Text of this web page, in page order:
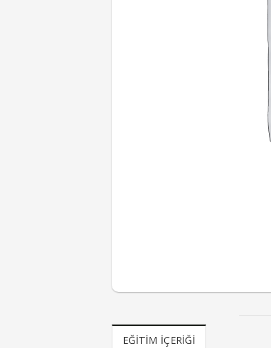
EĞITIM İÇERIĞI